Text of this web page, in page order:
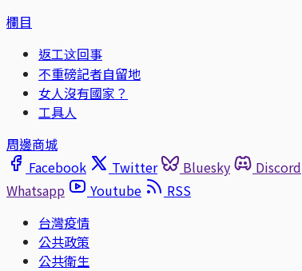
欄目
返工这回事
不重磅記者自留地
女人沒有國家？
工具人
周邊商城
Facebook
Twitter Bluesky Discord
Whatsapp
Youtube
RSS
台灣疫情
公共政策
公共衛生